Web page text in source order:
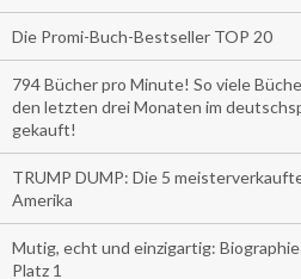
Die Promi-Buch-Bestseller TOP 20
794 Bücher pro Minute! So viele
den letzten drei Monaten im
gekauft!
TRUMP DUMP: Die 5
Amerika
Mutig, echt und einzigartig:
Platz 1